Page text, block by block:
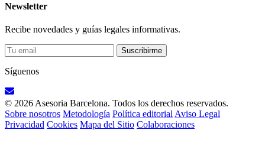
Newsletter
Recibe novedades y guías legales informativas.
Suscribirme
Síguenos
© 2026 Asesoria Barcelona. Todos los derechos reservados.
Sobre nosotros Metodología Política editorial Aviso Legal
Privacidad Cookies Mapa del Sitio Colaboraciones